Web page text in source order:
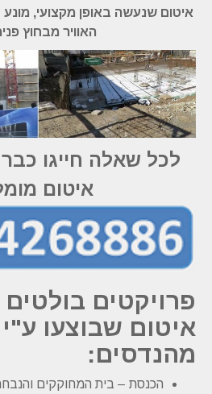
איטום שנעשה באופן מקצועי, מונע
האוויר מבחוץ
לכל שאלה חייגו כבר
איטום
פרויקטים
איטום שבוצעו
מהנדסים:
הכנסת – בית המחוקקים